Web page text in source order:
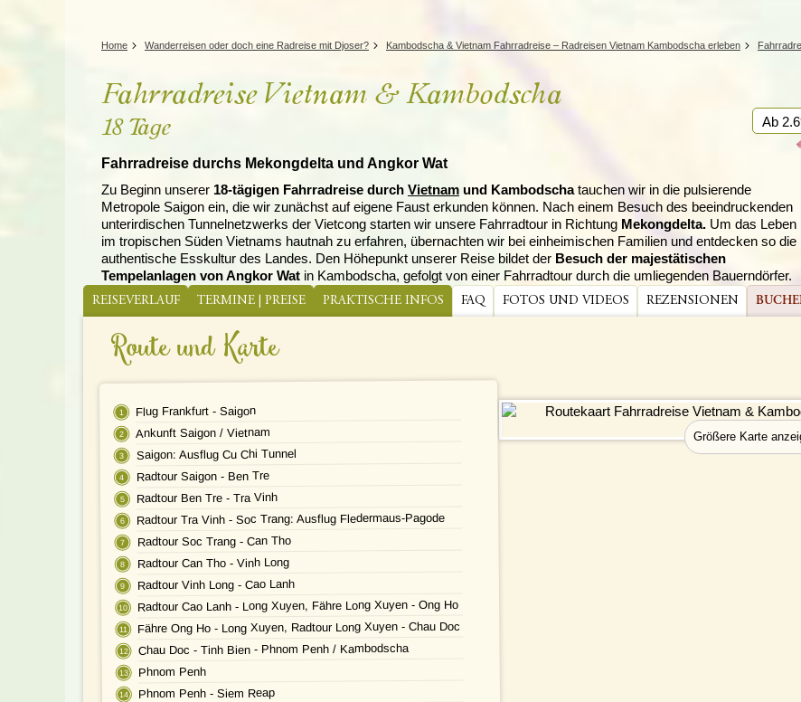
Home Wanderreisen oder doch eine Radreise mit Djoser? Kambodscha & Vietnam Fahrradreise – Radreisen Vietnam Kambodscha erleben
Fahrradreise Vietnam & Kambodscha
18 Tage
Fahrradreise durchs Mekongdelta und Angkor Wat
Ab
Zu Beginn unserer 18-tägigen Fahrradreise durch Vietnam und Kambodschatauchen wir in die pulsierende
Metropole Saigon ein, die wir zunächst auf eigene Faust erkunden können. Nach einem Besuch des beeindruckenden
unterirdischen Tunnelnetzwerks der Vietcong starten wir unsere Fahrradtour in Richtung Mekongdelta. Um das Leben
im tropischen Süden Vietnams hautnah zu erfahren, übernachten wir bei einheimischen Familien und entdecken so die
authentische Esskultur des Landes. Den Höhepunkt unserer Reise bildet der Besuch der majestätischen
Tempelanlagen von Angkor Wat in Kambodscha, gefolgt von einer Fahrradtour durch die umliegenden Bauerndörfer.
REISEVERLAUF TERMINE | PREISE REZENSIONEN
PRAKTISCHE INFOS FAQ FOTOS UND VIDEOS
Route und Karte
Flug Frankfurt - Saigon
Ankunft Saigon / Vietnam
Saigon: Ausflug Cu Chi Tunnel
Radtour Saigon - Ben Tre
Radtour Ben Tre - Tra Vinh
Radtour Tra Vinh - Soc Trang: Ausflug Fledermaus-Pagode
Radtour Soc Trang - Can Tho
Radtour Can Tho - Vinh Long
Radtour Vinh Long - Cao Lanh
Radtour Cao Lanh - Long Xuyen, Fähre Long Xuyen - Ong Ho
Fähre Ong Ho - Long Xuyen, Radtour Long Xuyen - Chau Doc
Chau Doc - Tinh Bien - Phnom Penh / Kambodscha
Phnom Penh
Phnom Penh - Siem Reap